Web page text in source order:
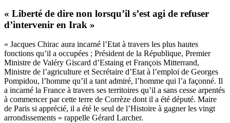
« Liberté de dire non lorsqu’il s’est agi de refuser
d’intervenir en Irak »
« Jacques Chirac aura incarné l’Etat à travers les plus hautes
fonctions qu’il a occupées ; Président de la République, Premier
Ministre de Valéry Giscard d’Estaing et François Mitterrand,
Ministre de l’agriculture et Secrétaire d’Etat à l’emploi de Georges
Pompidou, l’homme qu’il a tant admiré, l’homme qui l’a façonné. Il
a incarné la France à travers ses territoires qu’il a sans cesse arpentés
à commencer par cette terre de Corrèze dont il a été député. Maire
de Paris si apprécié, il a été le seul de l’Histoire à gagner les vingt
arrondissements » rappelle Gérard Larcher.